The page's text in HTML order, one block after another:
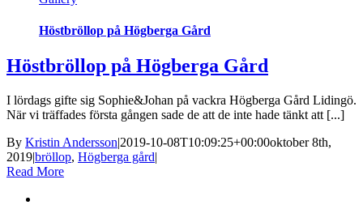
Höstbröllop på Högberga Gård
Höstbröllop på Högberga Gård
I lördags gifte sig Sophie&Johan på vackra Högberga Gård Lidingö.
När vi träffades första gången sade de att de inte hade tänkt att [...]
By Kristin Andersson|2019-10-08T10:09:25+00:00oktober 8th,
2019|bröllop, Högberga gård|
Read More